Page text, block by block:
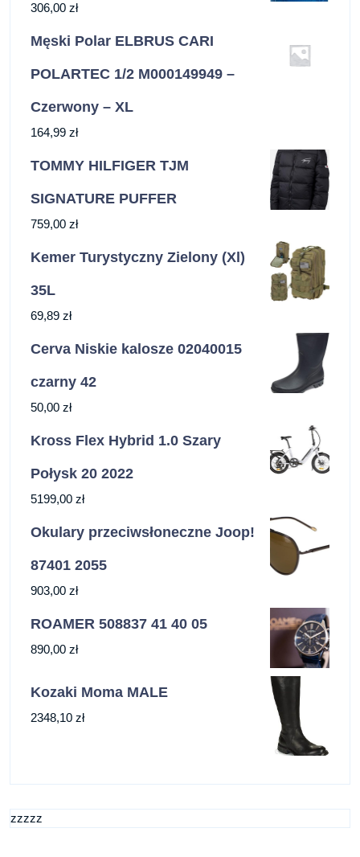
306,00 zł
Męski Polar ELBRUS CARI
POLARTEC 1/2 M000149949 –
Czerwony – XL
164,99 zł
TOMMY HILFIGER TJM
SIGNATURE PUFFER
759,00 zł
Kemer Turystyczny Zielony (Xl)
35L
69,89 zł
Cerva Niskie kalosze 02040015
czarny 42
50,00 zł
Kross Flex Hybrid 1.0 Szary
Połysk 20 2022
5199,00 zł
Okulary przeciwsłoneczne Joop!
87401 2055
903,00 zł
ROAMER 508837 41 40 05
890,00 zł
Kozaki Moma MALE
2348,10 zł
zzzzz